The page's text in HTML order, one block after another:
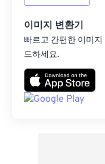
이미지 변환기
빠르고 간편한 이미
드하세요.